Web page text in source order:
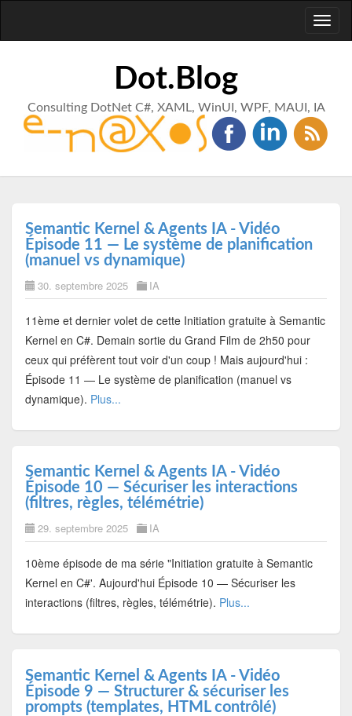
Dot.Blog
Consulting DotNet C#, XAML, WinUI, WPF, MAUI, IA
Semantic Kernel & Agents IA - Vidéo
Épisode 11 — Le système de planification
(manuel vs dynamique)
30. septembre 2025 IA
11ème et dernier volet de cette Initiation gratuite à Semantic
Kernel en C#. Demain sortie du Grand Film de 2h50 pour
ceux qui préfèrent tout voir d'un coup ! Mais aujourd'hui :
Épisode 11 — Le système de planification (manuel vs
dynamique). Plus...
Semantic Kernel & Agents IA - Vidéo
Épisode 10 — Sécuriser les interactions
(filtres, règles, télémétrie)
29. septembre 2025 IA
10ème épisode de ma série "Initiation gratuite à Semantic
Kernel en C#'. Aujourd'hui Épisode 10 — Sécuriser les
interactions (filtres, règles, télémétrie). Plus...
Semantic Kernel & Agents IA - Vidéo
Épisode 9 — Structurer & sécuriser les
prompts (templates, HTML contrôlé)